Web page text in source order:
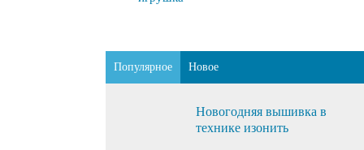
Популярное Новое
Новогодняя вышивка в
технике изонить